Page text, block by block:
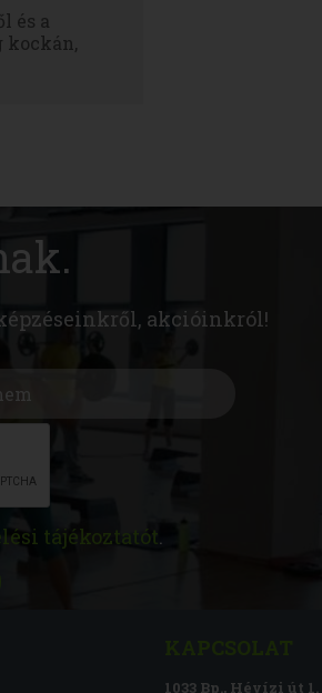
és a
kockán,
akcióinkról!
tájékoztatót.
1033 Bp., Hévízi út 1.